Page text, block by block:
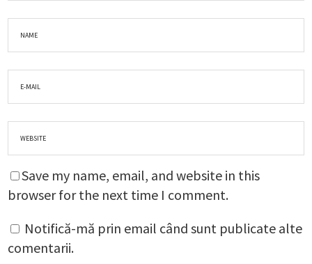
Save my name, email, and website in this
browser for the next time I comment.
Notifică-mă prin email când sunt publicate alte
comentarii.